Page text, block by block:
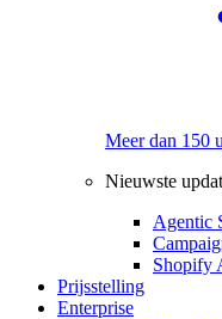
Meer dan 150
Nieuwste
Agentic
Shopify
Prijsstelling
Enterprise